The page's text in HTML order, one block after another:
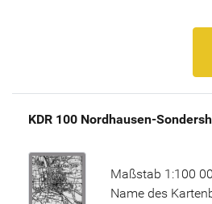
KDR 100 Nordhausen-
Maßstab 1:100
Name des